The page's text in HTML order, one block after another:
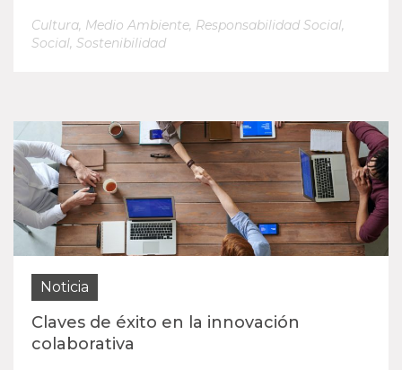
Cultura, Medio Ambiente, Responsabilidad Social,
Social, Sostenibilidad
Noticia
Claves de éxito en la innovación
colaborativa